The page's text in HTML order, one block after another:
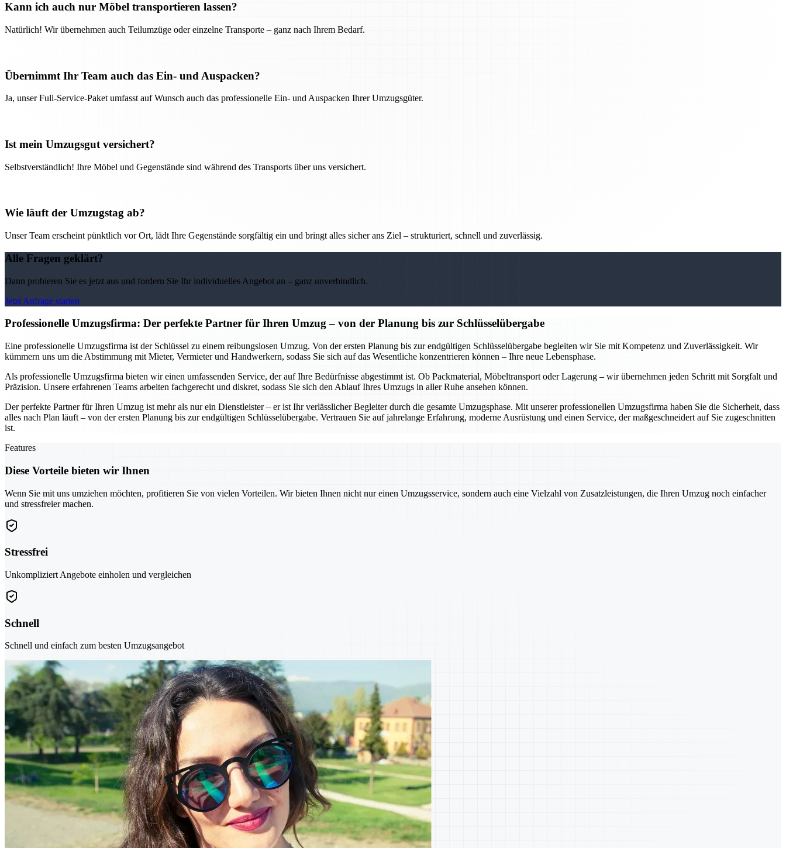
Kann ich auch nur Möbel transportieren lassen?
Natürlich! Wir übernehmen auch Teilumzüge oder einzelne Transporte – ganz nach Ihrem Bedarf.
Übernimmt Ihr Team auch das Ein- und Auspacken?
Ja, unser Full-Service-Paket umfasst auf Wunsch auch das professionelle Ein- und Auspacken Ihrer Umzugsgüter.
Ist mein Umzugsgut versichert?
Selbstverständlich! Ihre Möbel und Gegenstände sind während des Transports über uns versichert.
Wie läuft der Umzugstag ab?
Unser Team erscheint pünktlich vor Ort, lädt Ihre Gegenstände sorgfältig ein und bringt alles sicher ans Ziel – strukturiert, schnell und zuverlässig.
Alle Fragen geklärt?
Dann probieren Sie es jetzt aus und fordern Sie Ihr individuelles Angebot an – ganz unverbindlich.
Jetzt Anfrage starten
Professionelle Umzugsfirma: Der perfekte Partner für Ihren Umzug – von der Planung bis zur Schlüsselübergabe
Eine professionelle Umzugsfirma ist der Schlüssel zu einem reibungslosen Umzug. Von der ersten Planung bis zur endgültigen Schlüsselübergabe begleiten wir Sie mit Kompetenz und Zuverlässigkeit. Wir
kümmern uns um die Abstimmung mit Mieter, Vermieter und Handwerkern, sodass Sie sich auf das Wesentliche konzentrieren können – Ihre neue Lebensphase.
Als professionelle Umzugsfirma bieten wir einen umfassenden Service, der auf Ihre Bedürfnisse abgestimmt ist. Ob Packmaterial, Möbeltransport oder Lagerung – wir übernehmen jeden Schritt mit Sorgfalt und
Präzision. Unsere erfahrenen Teams arbeiten fachgerecht und diskret, sodass Sie sich den Ablauf Ihres Umzugs in aller Ruhe ansehen können.
Der perfekte Partner für Ihren Umzug ist mehr als nur ein Dienstleister – er ist Ihr verlässlicher Begleiter durch die gesamte Umzugsphase. Mit unserer professionellen Umzugsfirma haben Sie die Sicherheit, dass
alles nach Plan läuft – von der ersten Planung bis zur endgültigen Schlüsselübergabe. Vertrauen Sie auf jahrelange Erfahrung, moderne Ausrüstung und einen Service, der maßgeschneidert auf Sie zugeschnitten
ist.
Features
Diese Vorteile bieten wir Ihnen
Wenn Sie mit uns umziehen möchten, profitieren Sie von vielen Vorteilen. Wir bieten Ihnen nicht nur einen Umzugsservice, sondern auch eine Vielzahl von Zusatzleistungen, die Ihren Umzug noch einfacher
und stressfreier machen.
Stressfrei
Unkompliziert Angebote einholen und vergleichen
Schnell
Schnell und einfach zum besten Umzugsangebot